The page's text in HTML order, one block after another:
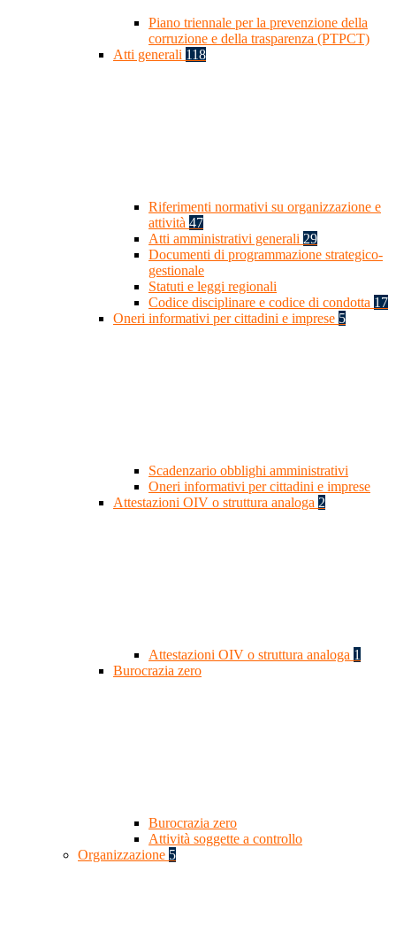
Piano triennale per la prevenzione della
corruzione e della trasparenza (PTPCT)
Atti generali 118
Riferimenti normativi su organizzazione e
attività 47
Atti amministrativi generali 29
Documenti di programmazione strategico-
gestionale
Statuti e leggi regionali
Codice disciplinare e codice di condotta 17
Oneri informativi per cittadini e imprese 5
Scadenzario obblighi amministrativi
Oneri informativi per cittadini e imprese
Attestazioni OIV o struttura analoga 2
Attestazioni OIV o struttura analoga 1
Burocrazia zero
Burocrazia zero
Attività soggette a controllo
Organizzazione 5